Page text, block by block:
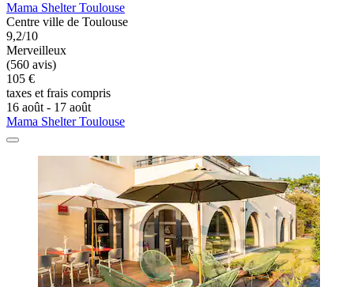
Mama Shelter Toulouse
Centre ville de Toulouse
9,2/10
Merveilleux
(560 avis)
105 €
taxes et frais compris
16 août - 17 août
Mama Shelter Toulouse